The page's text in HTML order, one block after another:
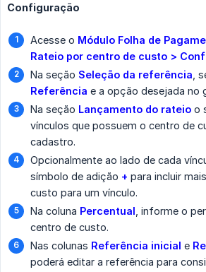
Configuração
Acesse o Módulo Folha de
Rateio por centro de custo >
Na seção Seleção da referência ,
Referência e a opção desejada no
Na seção Lançamento do rateio o
vínculos que possuem o centro de
cadastro.
Opcionalmente ao lado de cada
símbolo de adição + para incluir
custo para um vínculo.
Na coluna Percentual , informe o
centro de custo.
Nas colunas Referência inicial e
poderá editar a referência para